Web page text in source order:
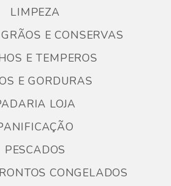
LIMPEZA
E CONSERVAS
E TEMPEROS
E GORDURAS
LOJA
PESCADOS
CONGELADOS